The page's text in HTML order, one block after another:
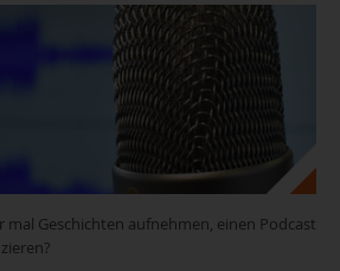
mal Geschichten aufnehmen, einen Podcast